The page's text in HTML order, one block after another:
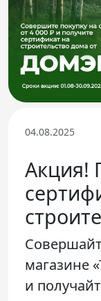
Контакты
Версия
8
04.08.2025
Акция!
магазине
и